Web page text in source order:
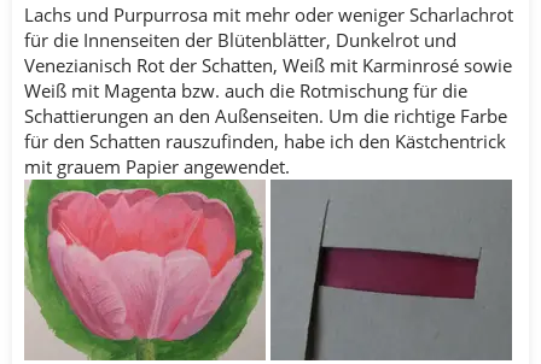
Lachs und Purpurrosa mit mehr oder weniger Scharlachrot
für die Innenseiten der Blütenblätter, Dunkelrot und
Venezianisch Rot der Schatten, Weiß mit Karminrosé sowie
Weiß mit Magenta bzw. auch die Rotmischung für die
Schattierungen an den Außenseiten. Um die richtige Farbe
für den Schatten rauszufinden, habe ich den Kästchentrick
mit grauem Papier angewendet.